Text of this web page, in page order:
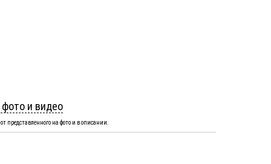
и видео
представленного на фото и в описании.